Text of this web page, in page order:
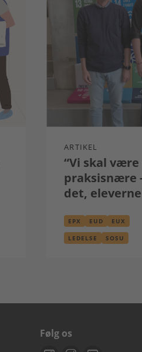
ARTIKEL
“Vi skal
praksisnære
det,
EPX EUD EUX
LEDELSE SOSU
Følg os